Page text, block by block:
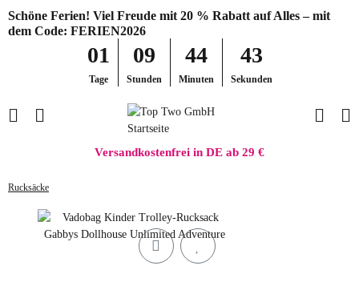
Schöne Ferien! Viel Freude mit 20 % Rabatt auf Alles – mit
dem Code: FERIEN2026
01
Tage
09
Stunden
44
Minuten
43
Sekunden
Versandkostenfrei in DE ab 29 €
Rucksäcke